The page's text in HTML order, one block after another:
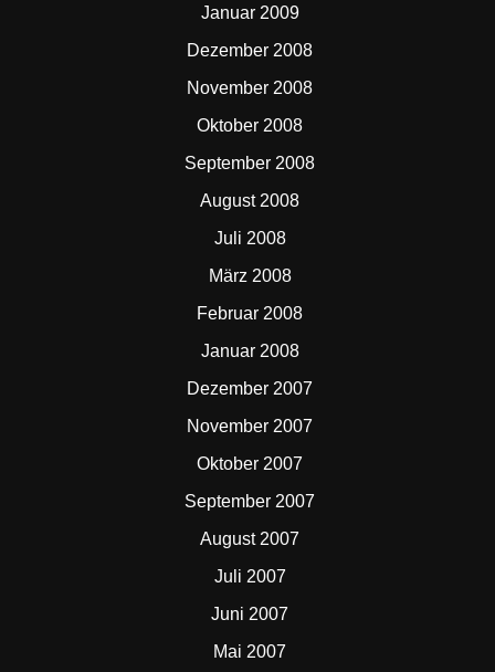
Januar 2009
Dezember 2008
November 2008
Oktober 2008
September 2008
August 2008
Juli 2008
März 2008
Februar 2008
Januar 2008
Dezember 2007
November 2007
Oktober 2007
September 2007
August 2007
Juli 2007
Juni 2007
Mai 2007